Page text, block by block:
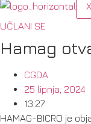
X
UČLANI SE
Hamag
CGDA
25 lipnja, 2024
13:27
HAMAG-BICRO je